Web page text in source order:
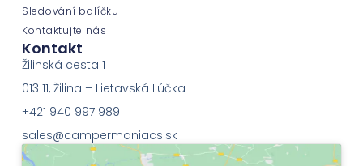
Sledování balíčku
Kontaktujte nás
Kontakt
Žilinská cesta 1
013 11, Žilina – Lietavská Lúčka
+421 940 997 989
sales@campermaniacs.sk